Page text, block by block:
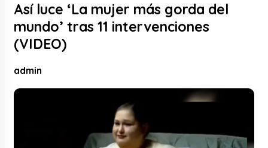
Así luce ‘La mujer más gorda del
mundo’ tras 11 intervenciones
(VIDEO)
admin